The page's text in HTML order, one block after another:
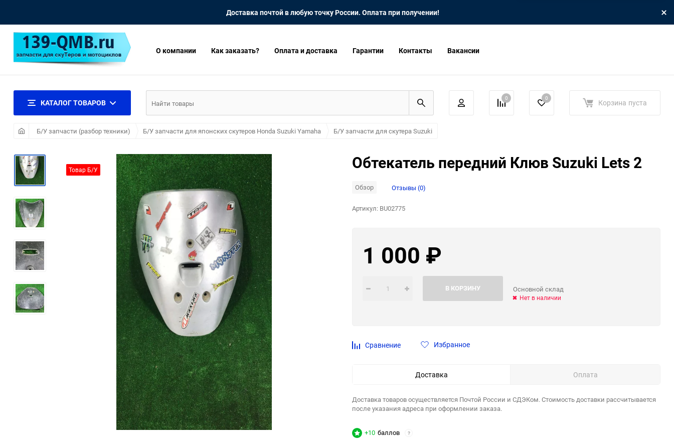
Доставка почтой в любую точку России. Оплата при получении!
О компании Как заказать? Оплата и доставка Гарантии Контакты Вакансии
КАТАЛОГ ТОВАРОВ 0 0 Корзина пуста
Б/У запчасти (разбор техники) Б/У запчасти для японских скутеров Honda Suzuki Yamaha Б/У запчасти для скутера Suzuki
Товар Б/У Обтекатель передний Клюв Suzuki Lets 2
Обзор Отзывы (0)
Артикул: BU02775
1 000 ₽
В КОРЗИНУ Основной склад
Нет в наличии
Сравнение Избранное
Доставка Оплата
Доставка товаров осуществляется Почтой России и СДЭКом. Стоимость доставки рассчитывается
после указания адреса при оформлении заказа.
+10 баллов ?